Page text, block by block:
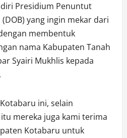
Presidium Penuntut
yang ingin mekar dari
membentuk
nama Kabupaten Tanah
Syairi Mukhlis kepada
.
ini, selain
mereka juga kami terima
Kotabaru untuk